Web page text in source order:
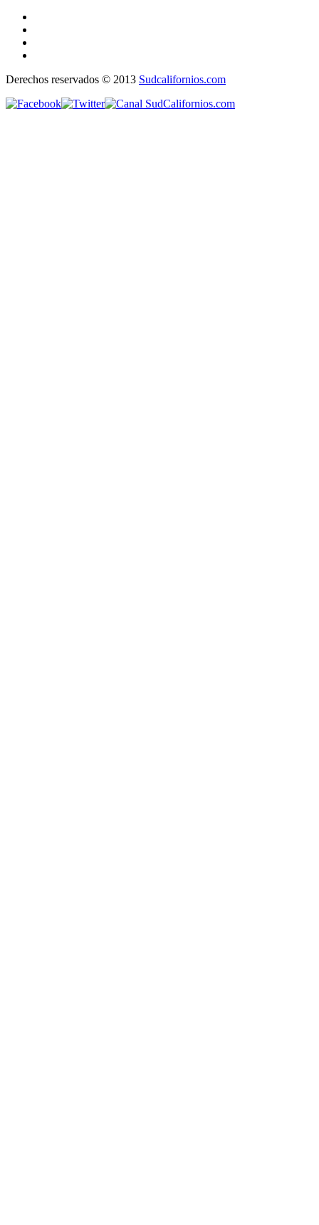
Derechos reservados © 2013 Sudcalifornios.com